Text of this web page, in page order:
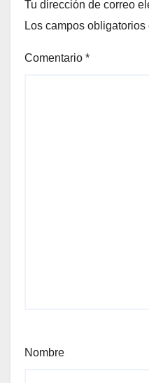
Tu dirección de correo
Los campos
Comentario *
Nombre